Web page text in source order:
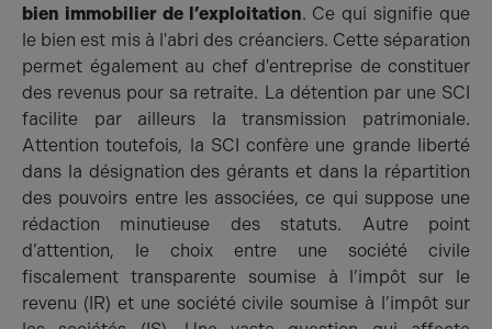
bien immobilier de l’exploitation. Ce qui signifie que
le bien est mis à l'abri des créanciers. Cette séparation
permet également au chef d'entreprise de constituer
des revenus pour sa retraite. La détention par une SCI
facilite par ailleurs la transmission patrimoniale.
Attention toutefois, la SCI confère une grande liberté
dans la désignation des gérants et dans la répartition
des pouvoirs entre les associées, ce qui suppose une
rédaction minutieuse des statuts. Autre point
d’attention, le choix entre une société civile
fiscalement transparente soumise à l’impôt sur le
revenu (IR) et une société civile soumise à l’impôt sur